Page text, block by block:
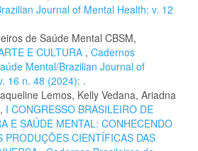
Journal of Mental Health: v. 12
de Saúde Mental CBSM,
E CULTURA , Cadernos
Mental/Brazilian Journal of
16 n. 48 (2024): .
Lemos, Kelly Vedana, Ariadna
I CONGRESSO BRASILEIRO DE
E SAÚDE MENTAL: CONHECENDO
PRODUÇÕES CIENTÍFICAS DAS